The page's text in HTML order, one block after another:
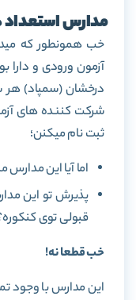
مدارس
خب همونطور که
آزمون ورودی و دارا
درخشان (سمپاد) هر
شرکت کننده های
ثبت نام میکنن؛
اما آیا این
پذیرش تو این
قبولی توی
خب قطعا نه!
این مدارس با وجود